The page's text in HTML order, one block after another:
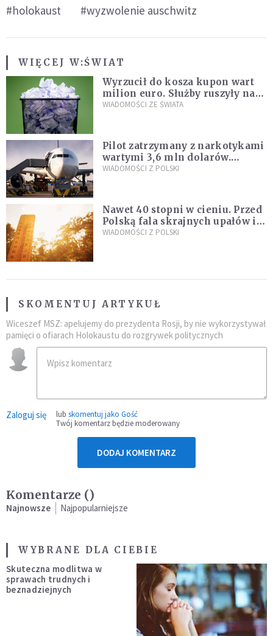
#holokaust
#wyzwolenie auschwitz
WIĘCEJ W:ŚWIAT
Wyrzucił do kosza kupon wart
milion euro. Służby ruszyły na
poszukiwania
WIADOMOŚCI ZE ŚWIATA
Pilot zatrzymany z narkotykami
wartymi 3,6 mln dolarów.
Śledczy podejrzewają, że latał
WIADOMOŚCI Z POLSKI
Nawet 40 stopni w cieniu. Przed
Polską fala skrajnych upałów i
gwałtowne burze
WIADOMOŚCI Z POLSKI
SKOMENTUJ ARTYKUŁ
Wiceszef MSZ: apelujemy do prezydenta Rosji, by nie wykorzystywał
pamięci o ofiarach Holokaustu do rozgrywek politycznych
Zaloguj się lub skomentuj jako Gość
Twój komentarz będzie moderowany
DODAJ KOMENTARZ
Komentarze ()
Najnowsze Najpopularniejsze
WYBRANE DLA CIEBIE
Skuteczna modlitwa w
sprawach trudnych i
beznadziejnych